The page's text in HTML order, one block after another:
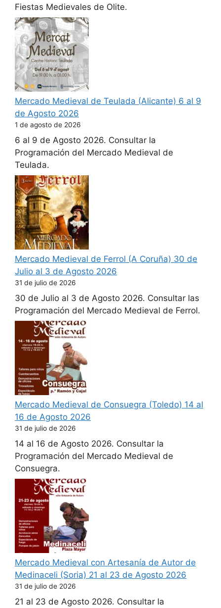
Fiestas Medievales de Olite.
Mercado Medieval de Teulada (Alicante) 6 al 9
de Agosto 2026
1 de agosto de 2026
6 al 9 de Agosto 2026. Consultar la
Programación del Mercado Medieval de
Teulada.
Mercado Medieval de Ferrol (A Coruña) 30 de
Julio al 3 de Agosto 2026
31 de julio de 2026
30 de Julio al 3 de Agosto 2026. Consultar las
Programación del Mercado Medieval de Ferrol.
Mercado Medieval de Consuegra (Toledo) 14 al
16 de Agosto 2026
31 de julio de 2026
14 al 16 de Agosto 2026. Consultar la
Programación del Mercado Medieval de
Consuegra.
Mercado Medieval con Artesanía de Autor de
Medinaceli (Soria) 21 al 23 de Agosto 2026
31 de julio de 2026
21 al 23 de Agosto 2026. Consultar la